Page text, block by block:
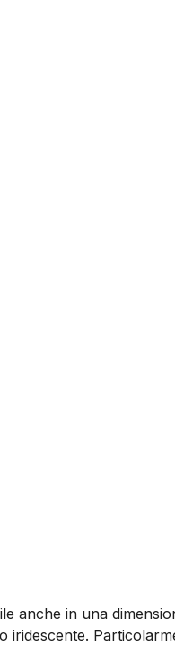
anche in una